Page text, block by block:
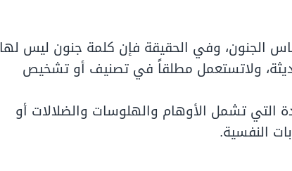
الجنون، وفي الحقيقة فإن كلمة جنون ليس لها
ولاتستعمل مطلقاً في تصنيف أو تشخيص
التي تشمل الأوهام والهلوسات والضلالات أو
النفسية.